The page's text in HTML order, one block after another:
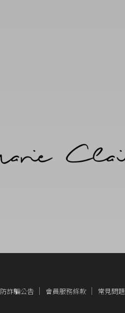
防詐騙公告 會員服務條款 常見問題